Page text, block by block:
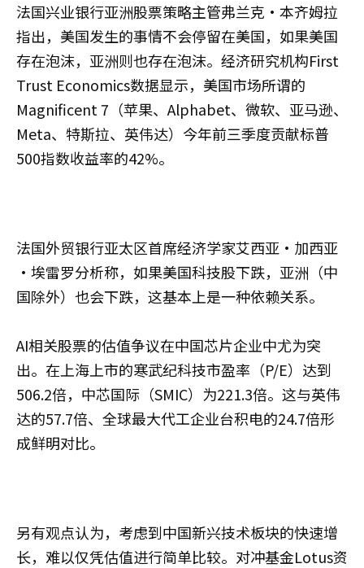
法国兴业银行亚洲股票策略主管弗兰克·本齐姆拉
指出，美国发生的事情不会停留在美国，如果美国
存在泡沫，亚洲则也存在泡沫。经济研究机构First
Trust Economics数据显示，美国市场所谓的
Magnificent 7（苹果、Alphabet、微软、亚马逊、
Meta、特斯拉、英伟达）今年前三季度贡献标普
500指数收益率的42%。
法国外贸银行亚太区首席经济学家艾西亚·加西亚
·埃雷罗分析称，如果美国科技股下跌，亚洲（中
国除外）也会下跌，这基本上是一种依赖关系。
AI相关股票的估值争议在中国芯片企业中尤为突
出。在上海上市的寒武纪科技市盈率（P/E）达到
506.2倍，中芯国际（SMIC）为221.3倍。这与英伟
达的57.7倍、全球最大代工企业台积电的24.7倍形
成鲜明对比。
另有观点认为，考虑到中国新兴技术板块的快速增
长，难以仅凭估值进行简单比较。对冲基金Lotus资